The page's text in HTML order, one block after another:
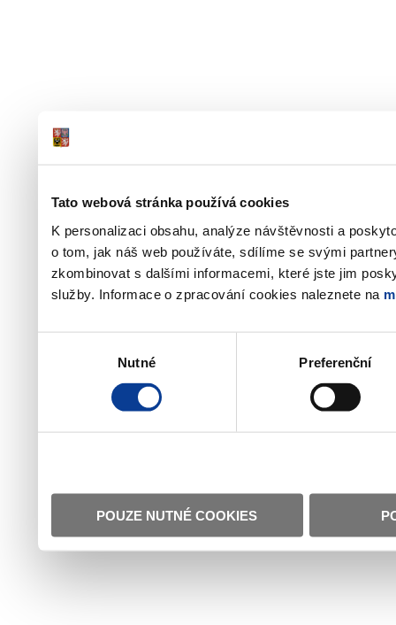
Tato webová stránka používá cookies
K personalizaci obsahu, analýze návštěvnosti a
o tom, jak náš web používáte, sdílíme se svými
zkombinovat s dalšími informacemi, které jste jim
služby. Informace o zpracování cookies naleznete na
Nutné Preferenční
POUZE NUTNÉ COOKIES